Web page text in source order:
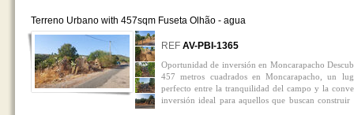
Terreno Urbano with 457sqm Fuseta Olhão - agua
0
REF AV-PBI-1365
Oportunidad de inversión en Moncarapacho
457 metros cuadrados en Moncarapacho, un
perfecto entre la tranquilidad del campo y la
inversión ideal para aquellos que buscan construir